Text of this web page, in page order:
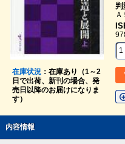
在庫状況：在庫あり（1～2
日で出荷、新刊の場合、発
売日以降のお届けになりま
す）
判
Ａ
内容情報